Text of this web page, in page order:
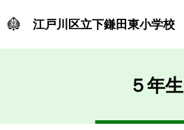
江戸川区立下鎌田東小学校
５年生